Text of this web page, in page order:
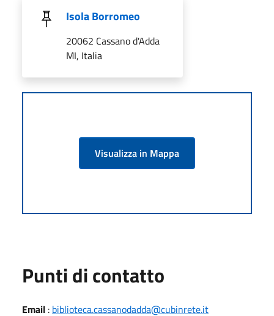
Isola Borromeo
20062 Cassano d'Adda
MI, Italia
Visualizza in Mappa
Punti di contatto
Email : biblioteca.cassanodadda@cubinrete.it